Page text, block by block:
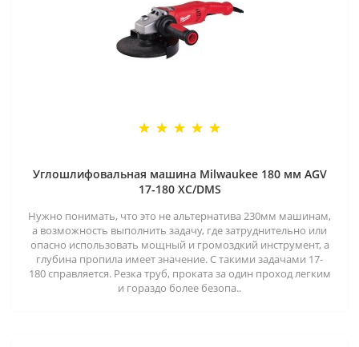
Углошлифовальная машина Milwaukee 180 мм AGV
17-180 XC/DMS
Нужно понимать, что это не альтернатива 230мм машинам,
а возможность выполнить задачу, где затруднительно или
опасно использовать мощный и громоздкий инструмент, а
глубина пропила имеет значение. С такими задачами 17-
180 справляется. Резка труб, проката за один проход легким
и гораздо более безопа..